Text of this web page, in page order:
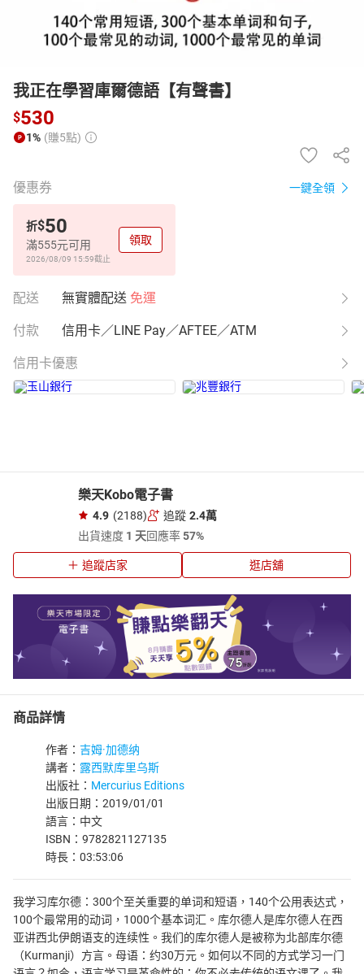
我正在學習庫爾德語【有聲書】
$530
1% (賺5點)
優惠券 一鍵全領
折$50
滿555元可用
2026/08/09 15:59截止
領取
配送 無實體配送 免運
付款 信用卡／LINE Pay／AFTEE／ATM
信用卡優惠
樂天Kobo電子書
4.9 (2188) 追蹤 2.4萬
出貨速度 1 天回應率57%
追蹤店家 逛店舖
商品詳情
作者： 吉姆·加德纳
講者： 露西默库里乌斯
出版社： Mercurius Editions
出版日期：2019/01/01
語言：中文
ISBN：9782821127135
時長：03:53:06
我学习库尔德：300个至关重要的单词和短语，140个公用表达式，
100个最常用的动词，1000个基本词汇。库尔德人是库尔德人在西
亚讲西北伊朗语支的连续性。我们的库尔德人是被称为北部库尔德
（Kurmanji）方言。母语：约30万元。如何以不同的方式学习一门